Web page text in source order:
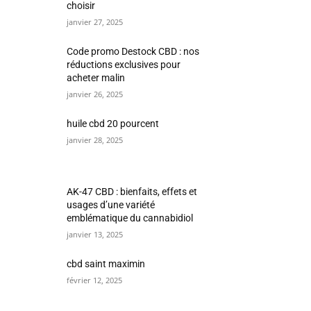
choisir
janvier 27, 2025
Code promo Destock CBD : nos
réductions exclusives pour
acheter malin
janvier 26, 2025
huile cbd 20 pourcent
janvier 28, 2025
AK-47 CBD : bienfaits, effets et
usages d’une variété
emblématique du cannabidiol
janvier 13, 2025
cbd saint maximin
février 12, 2025